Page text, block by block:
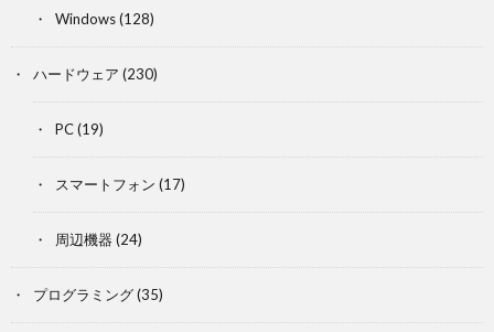
Windows(128)
ハードウェア (230)
PC(19)
スマートフォン (17)
周辺機器 (24)
プログラミング(35)